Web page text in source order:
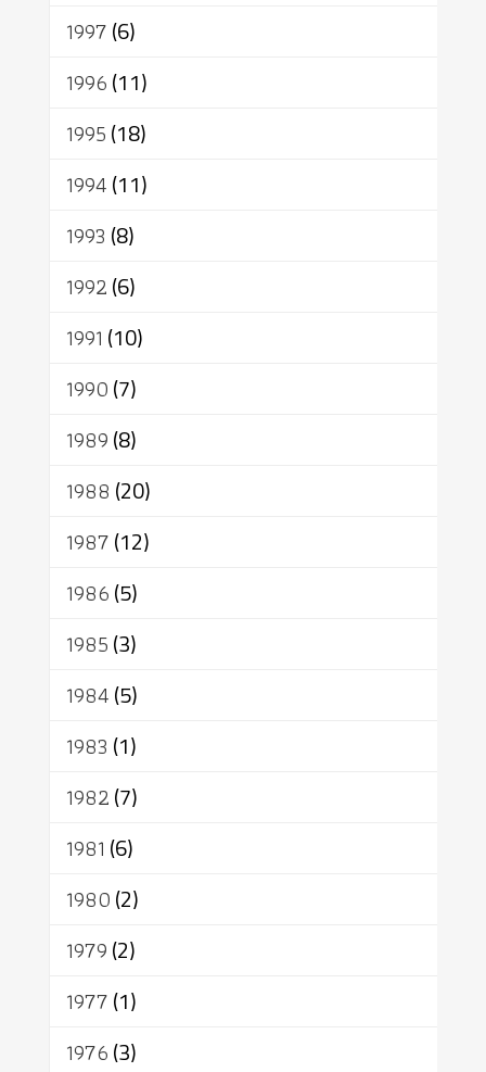
1997(6)
1996(11)
1995(18)
1994(11)
1993 (8)
1992(6)
1991 (10)
1990(7)
1989(8)
1988 (20)
1987(12)
1986(5)
1985(3)
1984(5)
1983 (1)
1982(7)
1981 (6)
1980(2)
1979(2)
1977(1)
1976(3)